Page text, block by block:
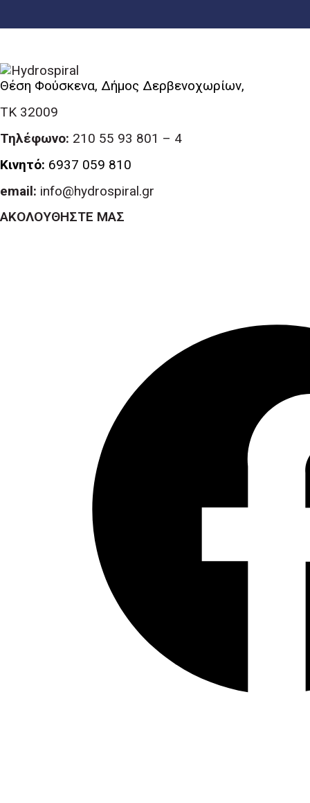
Θέση Φούσκενα, Δήμος Δερβενοχωρίων,
ΤΚ 32009
Τηλέφωνο: 210 55 93 801 – 4
Κινητό: 6937 059 810
email: info@hydrospiral.gr
ΑΚΟΛΟΥΘΗΣΤΕ ΜΑΣ